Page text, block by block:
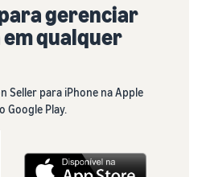
gerenciar
qualquer
Seller para iPhone na Apple
Google Play.